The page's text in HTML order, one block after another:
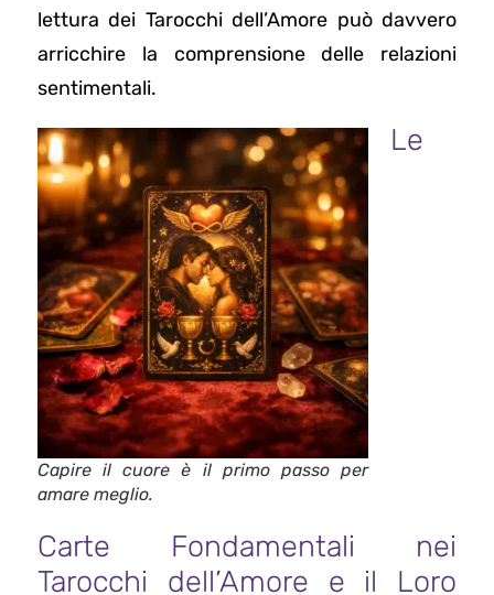
lettura dei Tarocchi dell’Amore può davvero
arricchire la comprensione delle relazioni
sentimentali.
Capire il cuore è il primo passo per
amare meglio.
Le
Carte Fondamentali nei
Tarocchi dell’Amore e il Loro